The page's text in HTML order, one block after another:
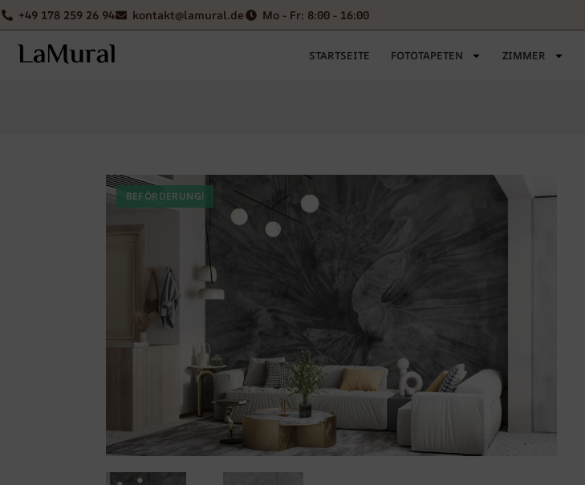
+49 178 259 26 94 kontakt@lamural.de Mo - Fr: 8:00 - 16:00
STARTSEITE FOTOTAPETEN ZIMMER
BEFÖRDERUNG!